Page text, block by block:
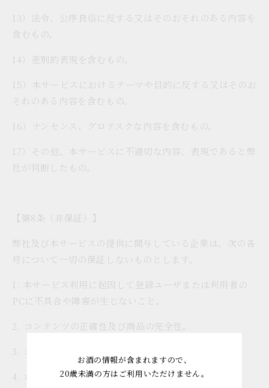
13）法令、公序良俗に反する又はそのおそれのある内容を
含むもの。
14）差別的表現を含むもの。
15）本サービスにおけるテーマや目的に反する又はそのお
それのある内容を含むもの。
16）ナンセンス、グロテスクな内容を含むもの。
17）その他、本サービスに不適切な内容、表現であると弊
社が判断したもの。
【第8条（非保証）】
弊社及び本サービスの提供に関与している企業は、次の各
号について一切の保証しないものとします。
1. 本サービス利用に起因して登録ユーザまたは利用者の
PCに不具合や障害が生じないこと。
2. コンテンツの正確性及び商品の完全性。
3. コンテンツが第三者の権利を侵害していないこと。
4. 本サービスが永続すること。
お酒の情報が含まれますので、
20歳未満の方はご利用いただけません。